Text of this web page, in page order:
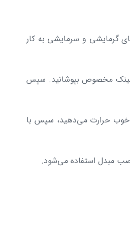
گرمایشی و سرمایشی به کار
عینک مخصوص بپوشانید. سپس
و خوب حرارت می‌دهید، سپس با